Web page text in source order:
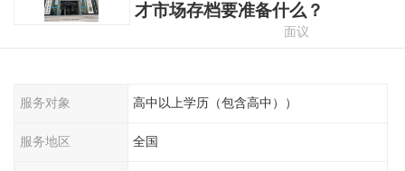
才市场存档要准备什么？
面议
服务对象 高中以上学历（包含高中））
服务地区 全国